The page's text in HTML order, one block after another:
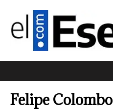
Felipe Colombo